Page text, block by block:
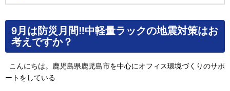
9月は防災月間‼中軽量ラックの地震対策はお
考えですか？
こんにちは。鹿児島県鹿児島市を中心にオフィス環境づくりのサポ
ートをしている